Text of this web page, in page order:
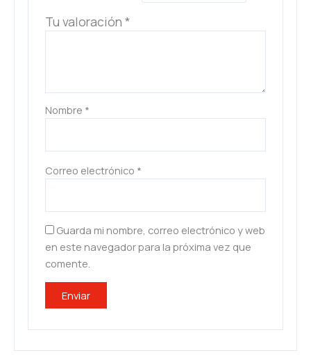
Tu valoración*
Nombre *
Correo electrónico *
Guarda mi nombre, correo electrónico y web
en este navegador para la próxima vez que
comente.